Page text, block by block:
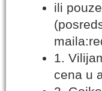
ili
1.
cena u